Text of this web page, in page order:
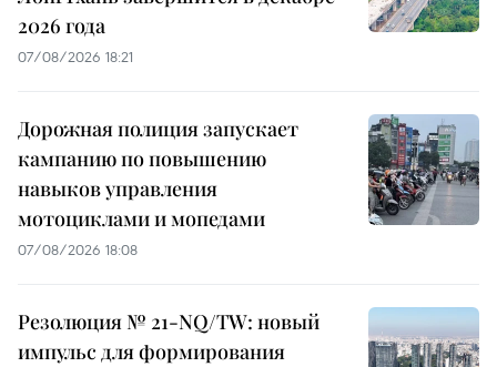
2026 года
07/08/2026 18:21
Дорожная полиция запускает
кампанию по повышению
навыков управления
мотоциклами и мопедами
07/08/2026 18:08
Резолюция № 21-NQ/TW: новый
импульс для формирования